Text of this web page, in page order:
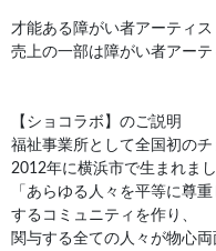
才能ある障がい者アーティ
売上の一部は障がい者アー
【ショコラボ】のご説明
福祉事業所として全国初の
2012年に横浜市で生まれまし
「あらゆる人々を平等に尊
するコミュニティを作り、
関与する全ての人々が物心